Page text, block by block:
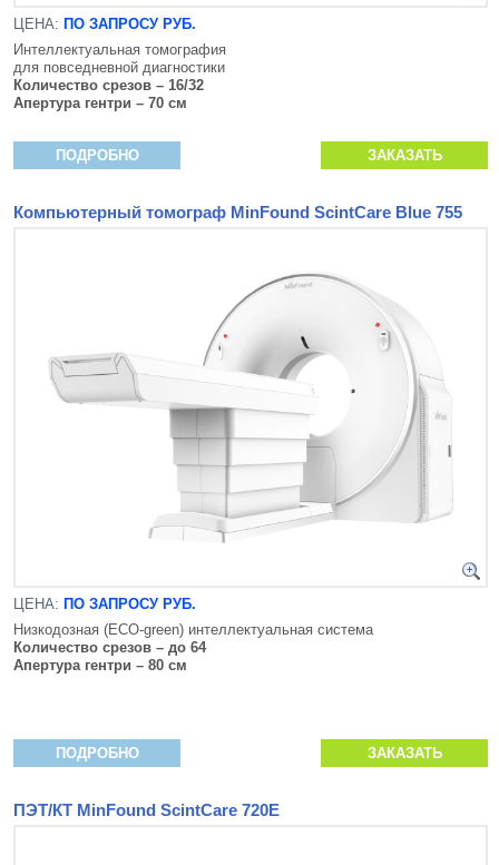
ЦЕНА: ПО ЗАПРОСУ РУБ.
Интеллектуальная томография
для повседневной диагностики
Количество срезов – 16/32
Апертура гентри – 70 см
ПОДРОБНО ЗАКАЗАТЬ
Компьютерный томограф MinFound ScintCare Blue 755
ЦЕНА: ПО ЗАПРОСУ РУБ.
Низкодозная (ECO-green) интеллектуальная система
Количество срезов – до 64
Апертура гентри – 80 см
ПОДРОБНО ЗАКАЗАТЬ
ПЭТ/КТ MinFound ScintCare 720E